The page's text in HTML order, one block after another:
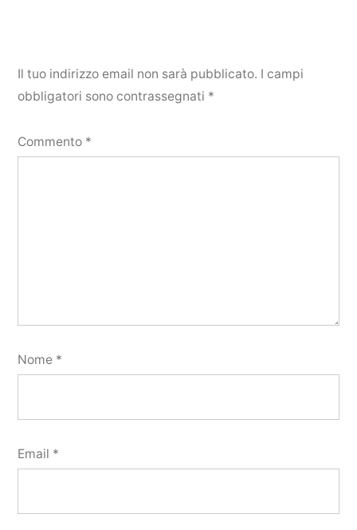
Il tuo indirizzo email non sarà pubblicato. I campi
obbligatori sono contrassegnati *
Commento *
Nome *
Email *